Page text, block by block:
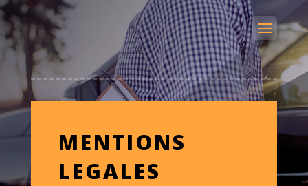
MENTIONS
LEGALES